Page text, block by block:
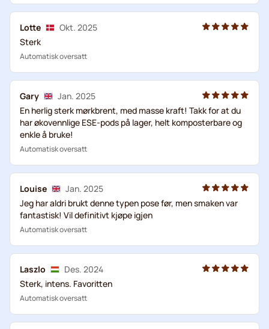
Lotte
Okt. 2025
Sterk
Automatisk oversatt
Gary
Jan. 2025
En herlig sterk mørkbrent, med masse kraft! Takk for at du
har økovennlige ESE-pods på lager, helt komposterbare og
enkle å bruke!
Automatisk oversatt
Louise
Jan. 2025
Jeg har aldri brukt denne typen pose før, men smaken var
fantastisk! Vil definitivt kjøpe igjen
Automatisk oversatt
Laszlo
Des. 2024
Sterk, intens. Favoritten
Automatisk oversatt